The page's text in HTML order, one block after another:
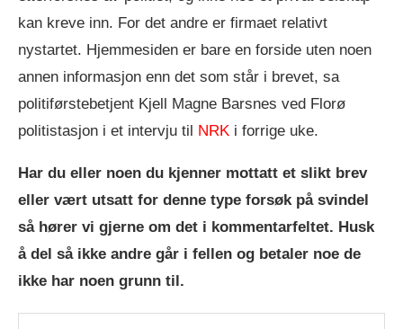
kan kreve inn. For det andre er firmaet relativt
nystartet. Hjemmesiden er bare en forside uten noen
annen informasjon enn det som står i brevet, sa
politiførstebetjent Kjell Magne Barsnes ved Florø
politistasjon i et intervju til NRK i forrige uke.
Har du eller noen du kjenner mottatt et slikt brev
eller vært utsatt for denne type forsøk på svindel
så hører vi gjerne om det i kommentarfeltet. Husk
å del så ikke andre går i fellen og betaler noe de
ikke har noen grunn til.